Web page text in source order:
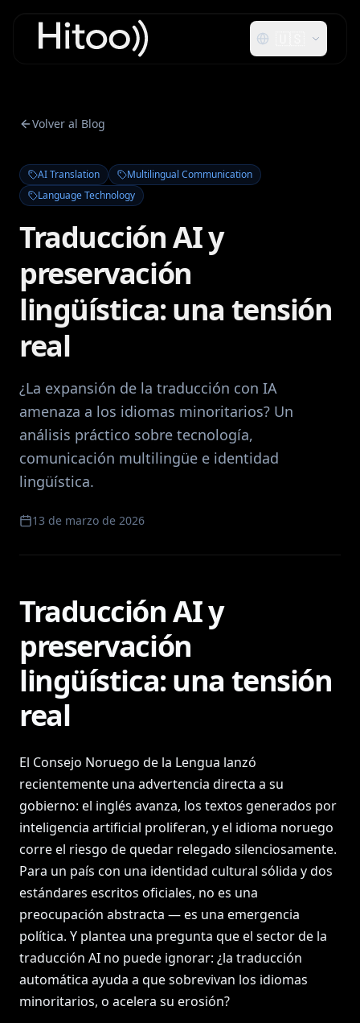
Volver al Blog
AI Translation
Multilingual Communication
Language Technology
Traducción AI y
preservación
lingüística: una tensión
real
¿La expansión de la traducción con IA
amenaza a los idiomas minoritarios? Un
análisis práctico sobre tecnología,
comunicación multilingüe e identidad
lingüística.
13 de marzo de 2026
Traducción AI y
preservación
lingüística: una tensión
real
El Consejo Noruego de la Lengua lanzó
recientemente una advertencia directa a su
gobierno: el inglés avanza, los textos generados por
inteligencia artificial proliferan, y el idioma noruego
corre el riesgo de quedar relegado silenciosamente.
Para un país con una identidad cultural sólida y dos
estándares escritos oficiales, no es una
preocupación abstracta — es una emergencia
política. Y plantea una pregunta que el sector de la
traducción AI no puede ignorar: ¿la traducción
automática ayuda a que sobrevivan los idiomas
minoritarios, o acelera su erosión?